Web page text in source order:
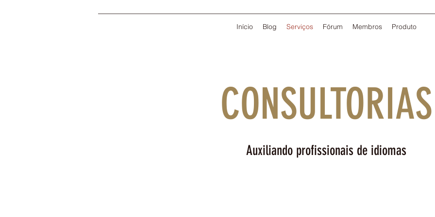
Início Blog Serviços Fórum Membros Produto
CONSULTORIAS
Auxiliando profissionais de idiomas